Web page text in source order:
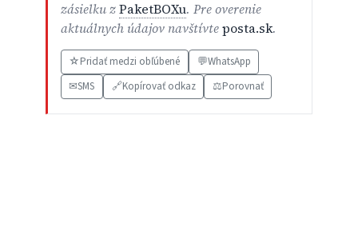
zásielku zPaketBOXu. Pre overenie
aktuálnych údajov navštívteposta.sk.
☆Pridať medzi obľúbené 💬WhatsApp
✉SMS 🔗Kopírovať odkaz ⚖️Porovnať